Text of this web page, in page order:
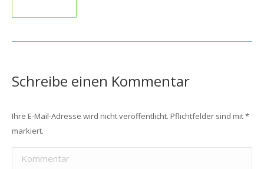
Schreibe einen Kommentar
Ihre E-Mail-Adresse wird nicht veröffentlicht. Pflichtfelder sind mit*
markiert.
Kommentar